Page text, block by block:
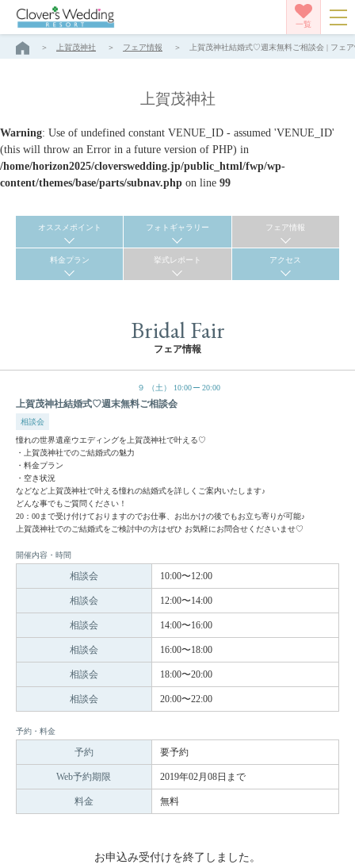
一覧
上賀茂神社 フェア情報 上賀茂神社結婚式♡週末無料ご相談会 | フェ
上賀茂神社
Warning: Use of undefined constant VENUE_ID - assumed 'VENUE_ID'
(this will throw an Error in a future version of PHP) in
/home/horizon2025/cloverswedding.jp/public_html/fwp/wp-
content/themes/base/parts/subnav.php on line 99
オススメポイント フォトギャラリー フェア情報
料金プラン 挙式レポート アクセス
Bridal Fair
フェア情報
９ （土） 10:00 20:00
上賀茂神社結婚式♡週末無料ご相談会
相談会
憧れの世界遺産ウエディングを上賀茂神社で叶える♡
・上賀茂神社でのご結婚式の魅力
・料金プラン
・空き状況
などなど上賀茂神社で叶える憧れの結婚式を詳しくご案内いたします♪
どんな事でもご質問ください！
20：00まで受け付けておりますのでお仕事、お出かけの後でもお立ち寄りが可能♪
上賀茂神社でのご結婚式をご検討中の方はぜひ お気軽にお問合せくださいませ♡
開催内容・時間
相談会 10:00〜12:00
相談会 12:00〜14:00
相談会 14:00〜16:00
相談会 16:00〜18:00
相談会 18:00〜20:00
相談会 20:00〜22:00
予約・料金
予約 要予約
Web予約期限 2019年02月08日まで
料金 無料
お申込み受付けを終了しました。